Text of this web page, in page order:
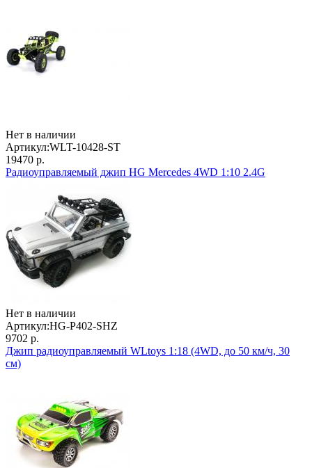
Нет в наличии
Артикул:WLT-10428-ST
19470 р.
Радиоуправляемый джип HG Mercedes 4WD 1:10 2.4G
Нет в наличии
Артикул:HG-P402-SHZ
9702 р.
Джип радиоуправляемый WLtoys 1:18 (4WD, до 50 км/ч, 30
см)